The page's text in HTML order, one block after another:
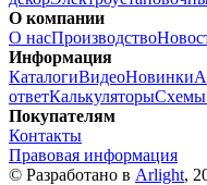
О компании
О насПроизводство
Информация
КаталогиВидеоНовинки
ответКалькуляторыСхемы
Покупателям
Контакты
Правовая информация
© Разработано в Arlight,